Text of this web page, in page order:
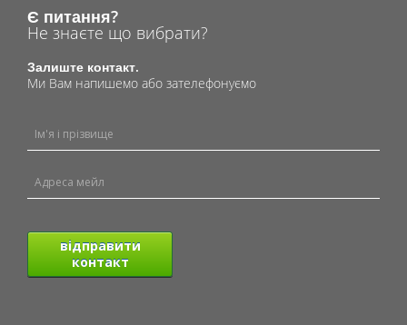
Є питання?
Не знаєте що вибрати?
Залиште контакт.
Ми Вам напишемо або зателефонуємо
відправити
контакт